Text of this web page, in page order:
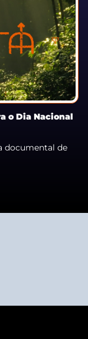
o Dia Nacional
documental de